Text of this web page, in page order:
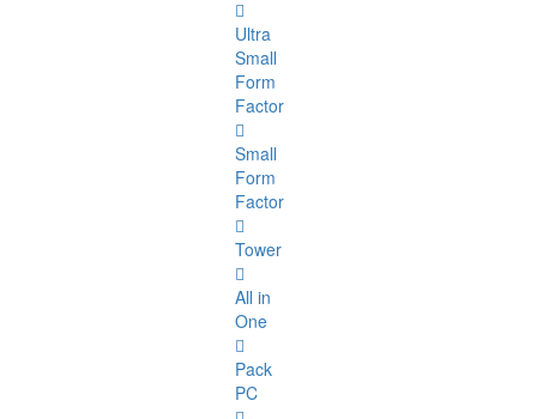
Ultra
Small
Form
Factor
Small
Form
Factor
Tower
All in
One
Pack
PC